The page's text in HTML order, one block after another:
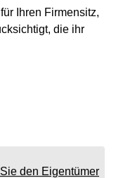
Ihren Firmensitz,
die ihr
den Eigentümer